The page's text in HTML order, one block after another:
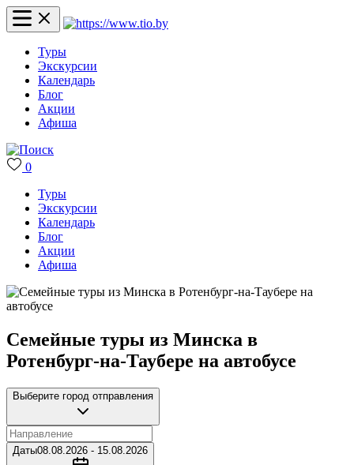
Туры
Экскурсии
Календарь
Блог
Акции
Афиша
0
Туры
Экскурсии
Календарь
Блог
Акции
Афиша
Семейные туры из Минска в
Ротенбург-на-Таубере на автобусе
Выберите город отправления
Даты08.08.2026 - 15.08.2026